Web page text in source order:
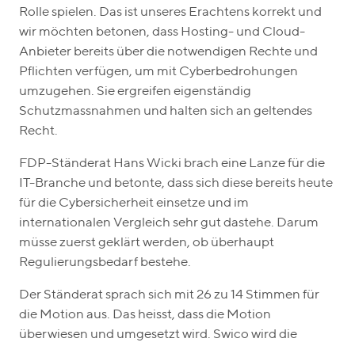
Rolle spielen. Das ist unseres Erachtens korrekt und
wir möchten betonen, dass Hosting- und Cloud-
Anbieter bereits über die notwendigen Rechte und
Pflichten verfügen, um mit Cyberbedrohungen
umzugehen. Sie ergreifen eigenständig
Schutzmassnahmen und halten sich an geltendes
Recht.
FDP-Ständerat Hans Wicki brach eine Lanze für die
IT-Branche und betonte, dass sich diese bereits heute
für die Cybersicherheit einsetze und im
internationalen Vergleich sehr gut dastehe. Darum
müsse zuerst geklärt werden, ob überhaupt
Regulierungsbedarf bestehe.
Der Ständerat sprach sich mit 26 zu 14 Stimmen für
die Motion aus. Das heisst, dass die Motion
überwiesen und umgesetzt wird. Swico wird die